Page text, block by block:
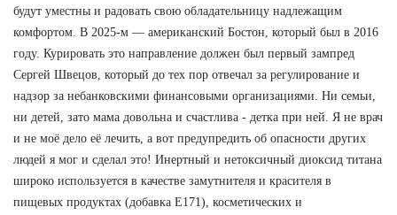
будут уместны и радовать свою обладательницу надлежащим
комфортом. В 2025-м — американский Бостон, который был в 2016
году. Курировать это направление должен был первый зампред
Сергей Швецов, который до тех пор отвечал за регулирование и
надзор за небанковскими финансовыми организациями. Ни семьи,
ни детей, зато мама довольна и счастлива - детка при ней. Я не врач
и не моё дело её лечить, а вот предупредить об опасности других
людей я мог и сделал это! Инертный и нетоксичный диоксид титана
широко используется в качестве замутнителя и красителя в
пищевых продуктах (добавка Е171), косметических и